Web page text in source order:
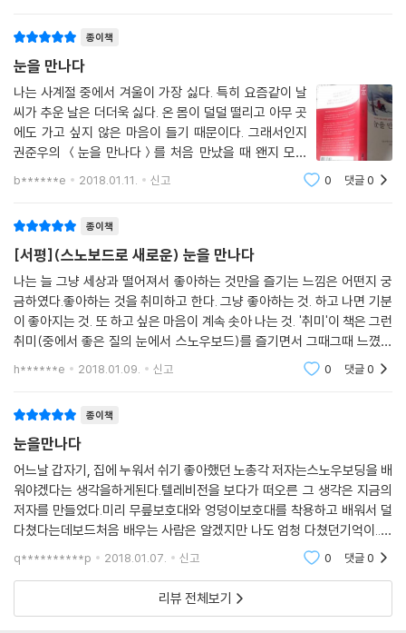
종이책
눈을 만나다
나는 사계절 중에서 겨울이 가장 싫다. 특히 요즘같이 날
씨가 추운 날은 더더욱 싫다. 온 몸이 덜덜 떨리고 아무 곳
에도 가고 싶지 않은 마음이 들기 때문이다. 그래서인지
권준우의 ＜눈을 만나다＞를 처음 만났을 때 왠지 모를
낯선 감정이 들었다. 나와는 다른 세계에 살고 있는 사람
b******e 2018.01.11. 신고 0 댓글0
종이책
[서평](스노보드로 새로운) 눈을 만나다
나는 늘 그냥 세상과 떨어져서 좋아하는 것만을 즐기는 느낌은 어떤지 궁
금하였다.좋아하는 것을 취미하고 한다. 그냥 좋아하는 것. 하고 나면 기분
이 좋아지는 것. 또 하고 싶은 마음이 계속 솟아 나는 것. '취미'이 책은 그런
취미(중에서 좋은 질의 눈에서 스노우보드)를 즐기면서 그때그때 느꼈던
기분과 마음을 적어 놓은 수필류의 책이다.너무 진지한 인생 고민이나 성
h******e 2018.01.09. 신고 0 댓글0
종이책
눈을만나다
어느날 갑자기, 집에 누워서 쉬기 좋아했던 노총각 저자는스노우보딩을 배
워야겠다는 생각을하게된다.텔레비전을 보다가 떠오른 그 생각은 지금의
저자를 만들었다.미리 무릎보호대와 엉덩이보호대를 착용하고 배워서 덜
다쳤다는데보드처음 배우는 사람은 알겠지만 나도 엄청 다쳤던기억이..결
국 익숙한 스키를 지금도 타고있다.3년간 동호회도 하면서 사람들과 어울
려 보드를 타던 그는슬
q**********p 2018.01.07. 신고 0 댓글0
리뷰 전체보기